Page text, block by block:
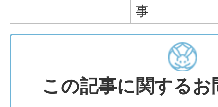
事
この記事に関する